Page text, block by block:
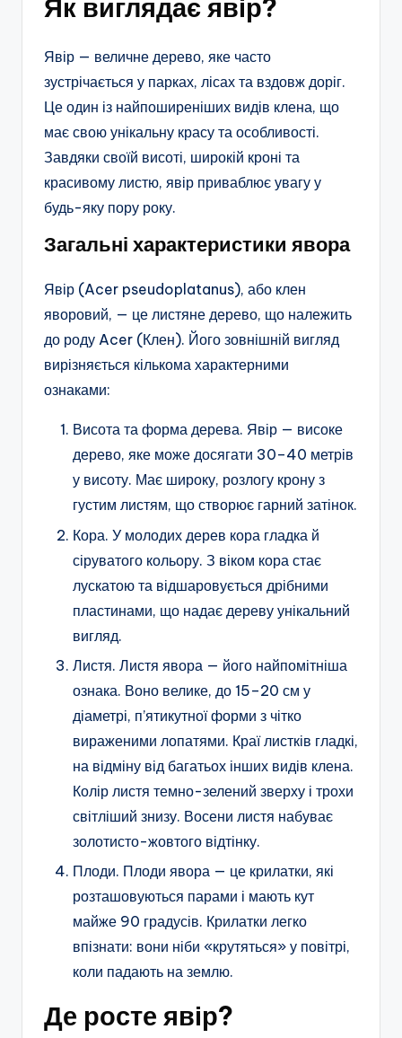
Як виглядає явір?
Явір — величне дерево, яке часто
зустрічається у парках, лісах та вздовж доріг.
Це один із найпоширеніших видів клена, що
має свою унікальну красу та особливості.
Завдяки своїй висоті, широкій кроні та
красивому листю, явір приваблює увагу у
будь-яку пору року.
Загальні характеристики явора
Явір (Acer pseudoplatanus), або клен
яворовий, — це листяне дерево, що належить
до роду Acer (Клен). Його зовнішній вигляд
вирізняється кількома характерними
ознаками:
Висота та форма дерева. Явір — високе
дерево, яке може досягати 30–40 метрів
у висоту. Має широку, розлогу крону з
густим листям, що створює гарний затінок.
Кора. У молодих дерев кора гладка й
сіруватого кольору. З віком кора стає
лускатою та відшаровується дрібними
пластинами, що надає дереву унікальний
вигляд.
Листя. Листя явора — його найпомітніша
ознака. Воно велике, до 15–20 см у
діаметрі, п’ятикутної форми з чітко
вираженими лопатями. Краї листків гладкі,
на відміну від багатьох інших видів клена.
Колір листя темно-зелений зверху і трохи
світліший знизу. Восени листя набуває
золотисто-жовтого відтінку.
Плоди. Плоди явора — це крилатки, які
розташовуються парами і мають кут
майже 90 градусів. Крилатки легко
впізнати: вони ніби «крутяться» у повітрі,
коли падають на землю.
Де росте явір?